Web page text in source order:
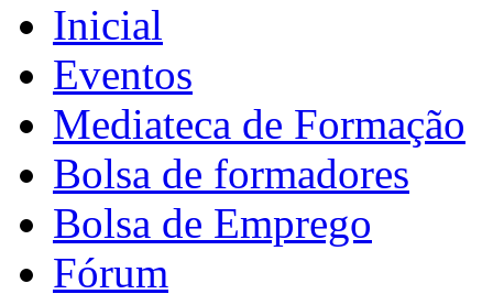
Inicial
Eventos
Mediateca de Formação
Bolsa de formadores
Bolsa de Emprego
Fórum